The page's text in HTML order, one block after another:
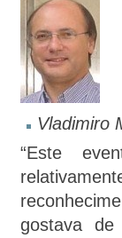
Vladimiro
“Este
gostava